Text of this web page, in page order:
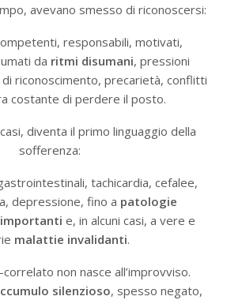
avevano smesso di riconoscersi:
responsabili, motivati,
da ritmi disumani, pressioni
di riconoscimento, precarietà, conflitti
costante di perdere il posto.
diventa il primo linguaggio della
sofferenza:
tachicardia, cefalee,
depressione, fino a patologie
e, in alcuni casi, a vere e
malattie invalidanti.
non nasce all’improvviso.
silenzioso, spesso negato,